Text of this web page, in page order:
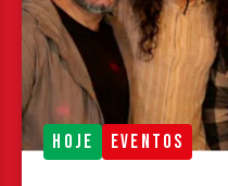
HOJE EVENTOS